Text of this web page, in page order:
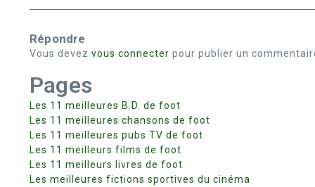
Répondre
Vous devez vous connecter pour publier un
Pages
Les 11 meilleures B.D. de foot
Les 11 meilleures chansons de foot
Les 11 meilleures pubs TV de foot
Les 11 meilleurs films de foot
Les 11 meilleurs livres de foot
Les meilleures fictions sportives du cinéma